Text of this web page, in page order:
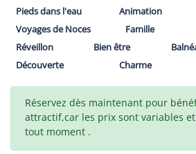
Pieds dans l'eau Animation
Voyages de Noces
Famille
Réveillon
Bien être
Découverte
Charme
Réservez dès maintenant pour
attractif,car les prix sont variables
tout moment .